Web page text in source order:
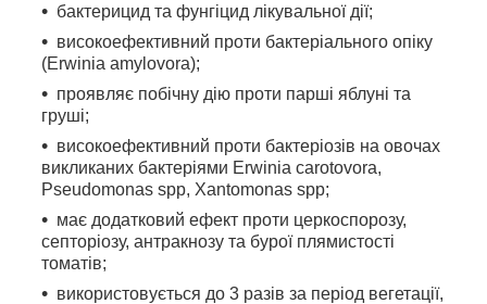
бактерицид та фунгіцид лікувальної дії;
високоефективний проти бактеріального опіку
(Erwinia amylovora);
проявляє побічну дію проти парші яблуні та
груші;
високоефективний проти бактеріозів на овочах
викликаних бактеріями Erwinia carotovora,
Pseudomonas spp, Xantomonas spp;
має додатковий ефект проти церкоспорозу,
септоріозу, антракнозу та бурої плямистості
томатів;
використовується до 3 разів за період вегетації,